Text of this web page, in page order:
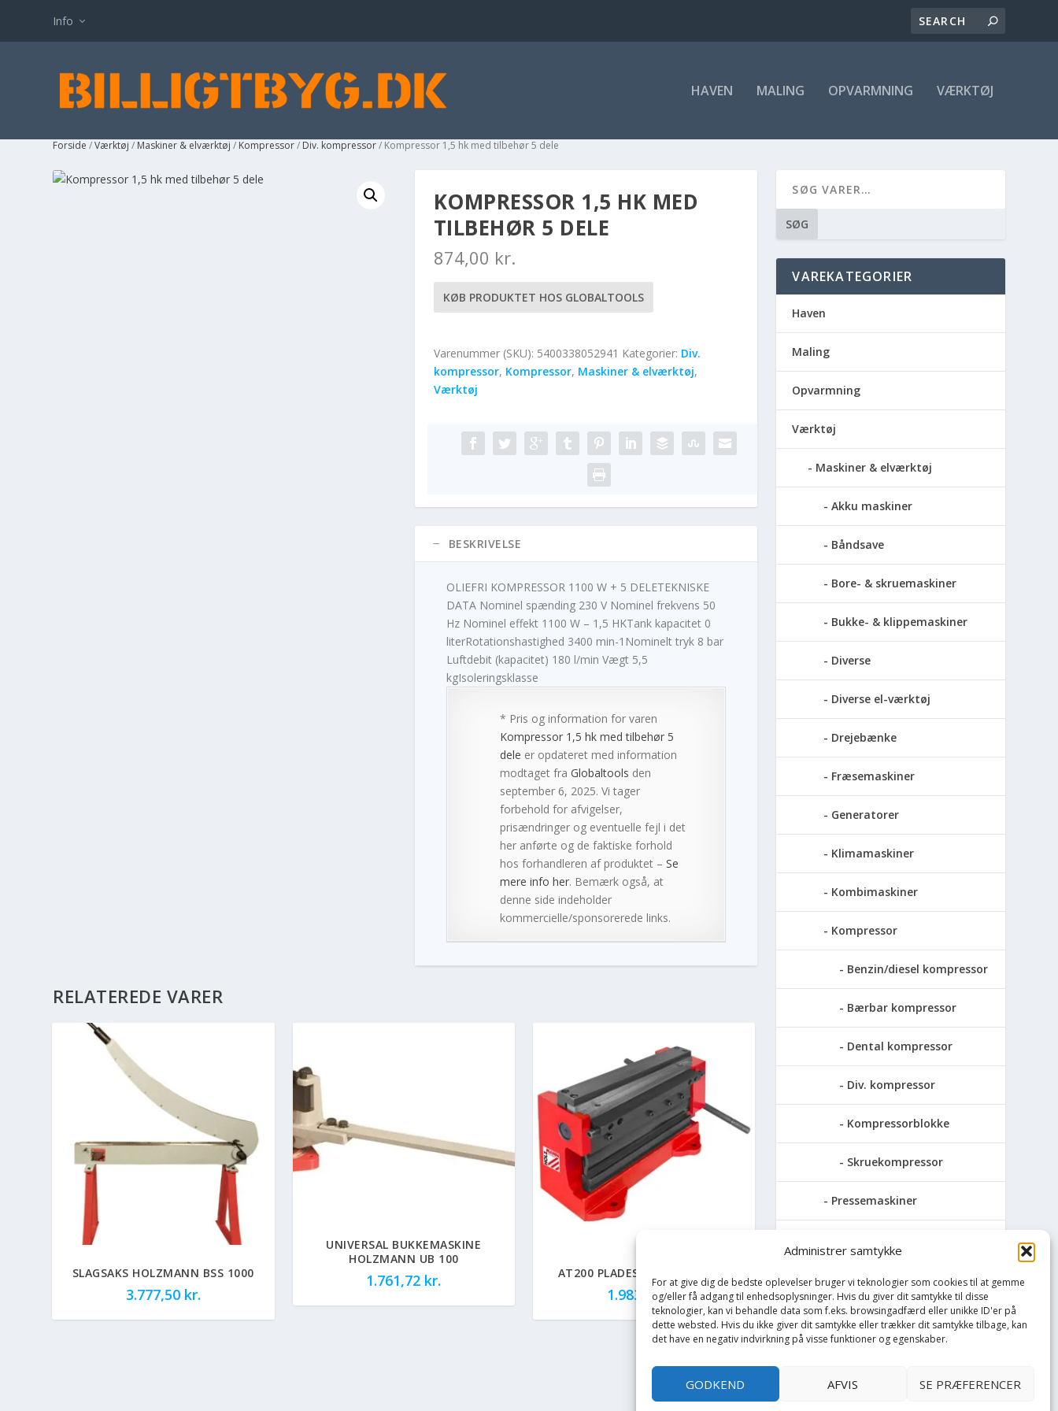
Administrer samtykke
For at give dig de bedste oplevelser bruger vi teknologier som cookies til at gemme
og/eller få adgang til enhedsoplysninger. Hvis du giver dit samtykke til disse
teknologier, kan vi behandle data som f.eks. browsingadfærd eller unikke ID'er på
dette websted. Hvis du ikke giver dit samtykke eller trækker dit samtykke tilbage, kan
det have en negativ indvirkning på visse funktioner og egenskaber.
GODKEND AFVIS SE PRÆFERENCER
Info
HAVEN MALING OPVARMNING VÆRKTØJ
Forside /Værktøj / Maskiner & elværktøj / Kompressor/ Div. kompressor/ Kompressor 1,5 hk med tilbehør 5 dele
KOMPRESSOR 1,5 HK MED
TILBEHØR 5 DELE
874,00 kr.
KØB PRODUKTET HOS GLOBALTOOLS
Varenummer (SKU): 5400338052941 Kategorier: Div.
kompressor, Kompressor, Maskiner & elværktøj,
Værktøj
BESKRIVELSE
OLIEFRI KOMPRESSOR 1100 W + 5 DELETEKNISKE
DATA Nominel spænding 230 V Nominel frekvens 50
Hz Nominel effekt 1100 W – 1,5 HKTank kapacitet 0
literRotationshastighed 3400 min-1Nominelt tryk 8 bar
Luftdebit (kapacitet) 180 l/min Vægt 5,5
kgIsoleringsklasse
* Pris og information for varen
Kompressor 1,5 hk med tilbehør 5
dele er opdateret med information
modtaget fra Globaltools den
september 6, 2025. Vi tager
forbehold for afvigelser,
prisændringer og eventuelle fejl i det
her anførte og de faktiske forhold
hos forhandleren af produktet – Se
mere info her. Bemærk også, at
denne side indeholder
kommercielle/sponsorerede links.
RELATEREDE VARER
SLAGSAKS HOLZMANN BSS 1000
3.777,50 kr.
UNIVERSAL BUKKEMASKINE
HOLZMANN UB 100
1.761,72 kr. AT200 PLADESAKS OG BUKKER
1.983,75kr.
SØG
VAREKATEGORIER
Haven
Maling
Opvarmning
Værktøj
Maskiner & elværktøj
Akku maskiner
Båndsave
Bore- & skruemaskiner
Bukke- & klippemaskiner
Diverse
Diverse el-værktøj
Drejebænke
Fræsemaskiner
Generatorer
Klimamaskiner
Kombimaskiner
Kompressor
Benzin/diesel kompressor
Bærbar kompressor
Dental kompressor
Div. kompressor
Kompressorblokke
Skruekompressor
Pressemaskiner
Slibemaskiner
Svejser